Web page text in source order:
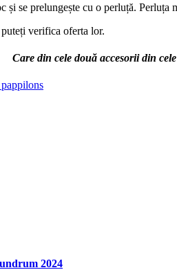
se prelungește cu o perluță.
verifica oferta lor.
Care din cele două accesorii din
2024